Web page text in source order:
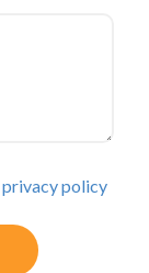
privacy policy